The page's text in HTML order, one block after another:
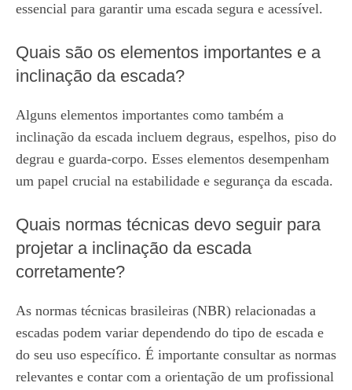
essencial para garantir uma escada segura e acessível.
Quais são os elementos importantes e a
inclinação da escada?
Alguns elementos importantes como também a
inclinação da escada incluem degraus, espelhos, piso do
degrau e guarda-corpo. Esses elementos desempenham
um papel crucial na estabilidade e segurança da escada.
Quais normas técnicas devo seguir para
projetar a inclinação da escada
corretamente?
As normas técnicas brasileiras (NBR) relacionadas a
escadas podem variar dependendo do tipo de escada e
do seu uso específico. É importante consultar as normas
relevantes e contar com a orientação de um profissional